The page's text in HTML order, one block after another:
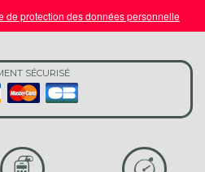
de protection des données personnelle
SÉCURISÉ